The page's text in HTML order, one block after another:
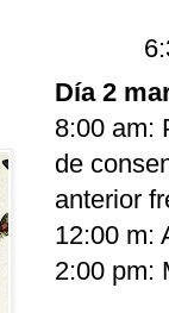
Día 2
8:00 am:
de
anterior
12:00 m:
2:00 pm: